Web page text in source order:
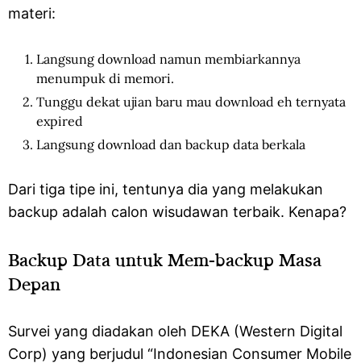
materi:
Langsung download namun membiarkannya
menumpuk di memori.
Tunggu dekat ujian baru mau download eh ternyata
expired
Langsung download dan backup data berkala
Dari tiga tipe ini, tentunya dia yang melakukan
backup adalah calon wisudawan terbaik. Kenapa?
Backup Data untuk Mem-backup Masa
Depan
Survei yang diadakan oleh DEKA (Western Digital
Corp) yang berjudul “Indonesian Consumer Mobile